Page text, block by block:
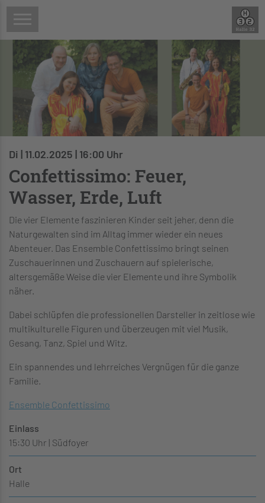
Di | 11.02.2025 | 16:00 Uhr
Confettissimo: Feuer,
Wasser, Erde, Luft
Die vier Elemente faszinieren Kinder seit jeher, denn die
Naturgewalten sind im Alltag immer wieder ein neues
Abenteuer. Das Ensemble Confettissimo bringt seinen
Zuschauerinnen und Zuschauern auf spielerische,
altersgemäße Weise die vier Elemente und ihre Symbolik
näher.
Dabei schlüpfen die professionellen Darsteller in zeitlose wie
multikulturelle Figuren und überzeugen mit viel Musik,
Gesang, Tanz, Spiel und Witz.
Ein spannendes und lehrreiches Vergnügen für die ganze
Familie.
Ensemble Confettissimo
Einlass
15:30 Uhr | Südfoyer
Ort
Halle